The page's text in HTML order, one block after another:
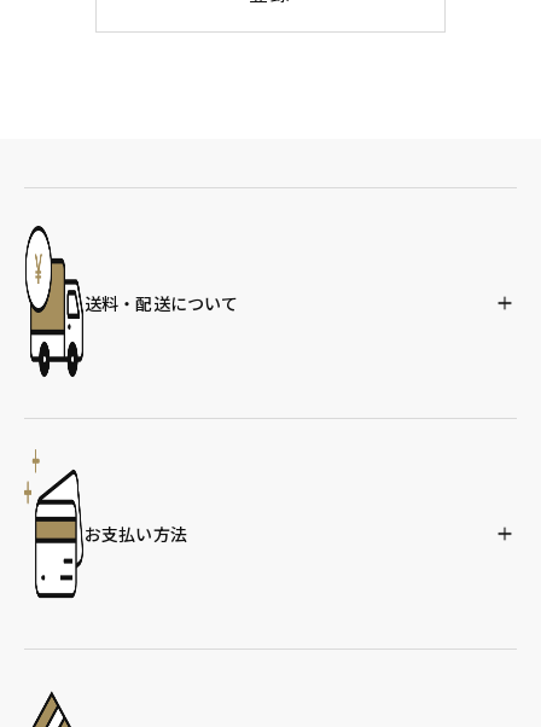
送料・配送について
お支払い方法